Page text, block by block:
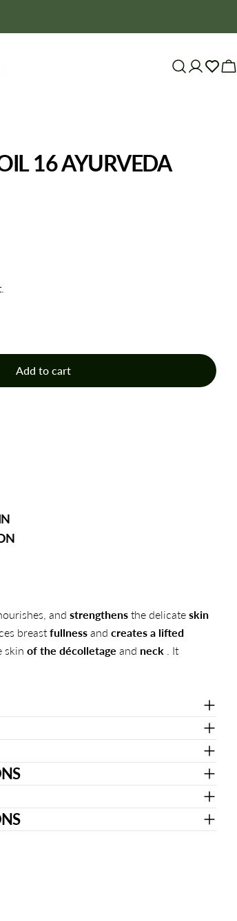
Log
16 AYURVEDA
oil 16 AYURVEDA PLANTS 30 ml
neckline oil 16 AYURVEDA PLANTS
Add to cart
and strengthens the delicate skin
breast fullness and creates a lifted
skin of the décolletage and neck . It